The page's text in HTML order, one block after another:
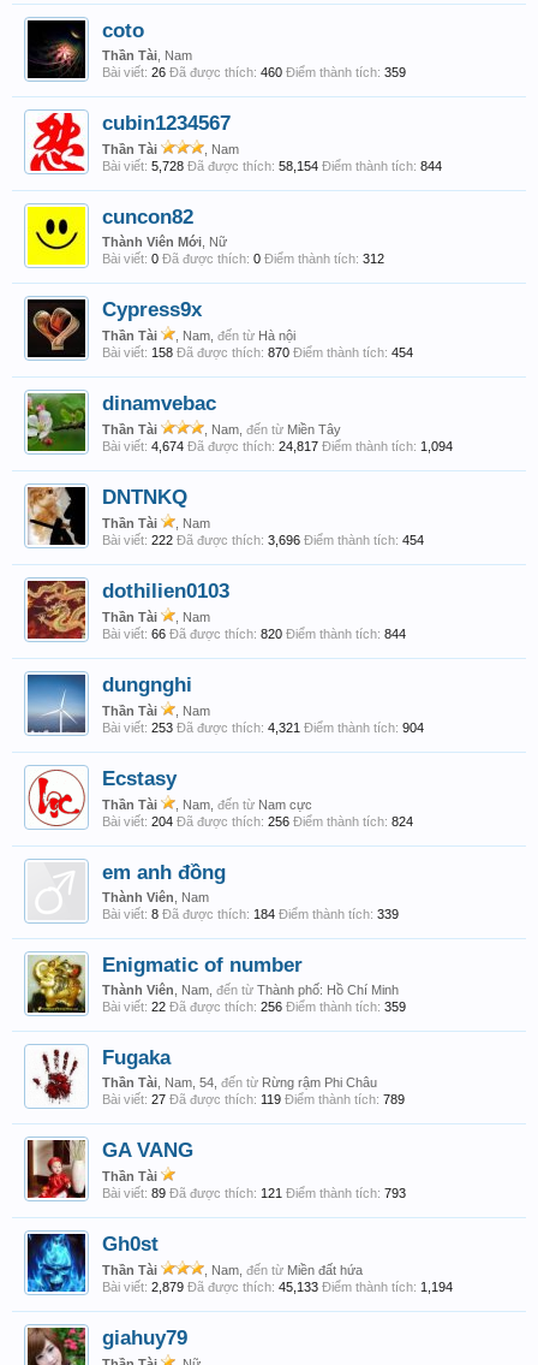
coto
Thần Tài , Nam
Bài viết: 26 Đã được thích: 460 Điểm thành tích: 359
cubin1234567
Thần Tài
, Nam
Bài viết: 5,728 Đã được thích: 58,154 Điểm thành tích: 844
cuncon82
Thành Viên Mới , Nữ
Bài viết: 0 Đã được thích: 0 Điểm thành tích: 312
Cypress9x
Thần Tài , Nam, đến từ Hà nội
Bài viết: 158 Đã được thích: 870 Điểm thành tích: 454
dinamvebac
Thần Tài , Nam, đến từ Miền Tây
Bài viết: 4,674 Đã được thích: 24,817 Điểm thành tích: 1,094
DNTNKQ
Thần Tài
, Nam
Bài viết: 222 Đã được thích: 3,696 Điểm thành tích: 454
dothilien0103
Thần Tài
, Nam
Bài viết: 66 Đã được thích: 820 Điểm thành tích: 844
dungnghi
Thần Tài
, Nam
Bài viết: 253 Đã được thích: 4,321 Điểm thành tích: 904
Ecstasy
Thần Tài , Nam, đến từ Nam cực
Bài viết: 204 Đã được thích: 256 Điểm thành tích: 824
em anh đồng
Thành Viên , Nam
Bài viết: 8 Đã được thích: 184 Điểm thành tích: 339
Enigmatic of number
Thành Viên , Nam, đến từ Thành phố: Hồ Chí Minh
Bài viết: 22 Đã được thích: 256 Điểm thành tích: 359
Fugaka
Thần Tài , Nam, 54, đến từ Rừng rậm Phi Châu
Bài viết: 27 Đã được thích: 119 Điểm thành tích: 789
GA VANG
Thần Tài
Bài viết: 89 Đã được thích: 121 Điểm thành tích: 793
Gh0st
Thần Tài , Nam, đến từ Miền đất hứa
Bài viết: 2,879 Đã được thích: 45,133 Điểm thành tích: 1,194
giahuy79